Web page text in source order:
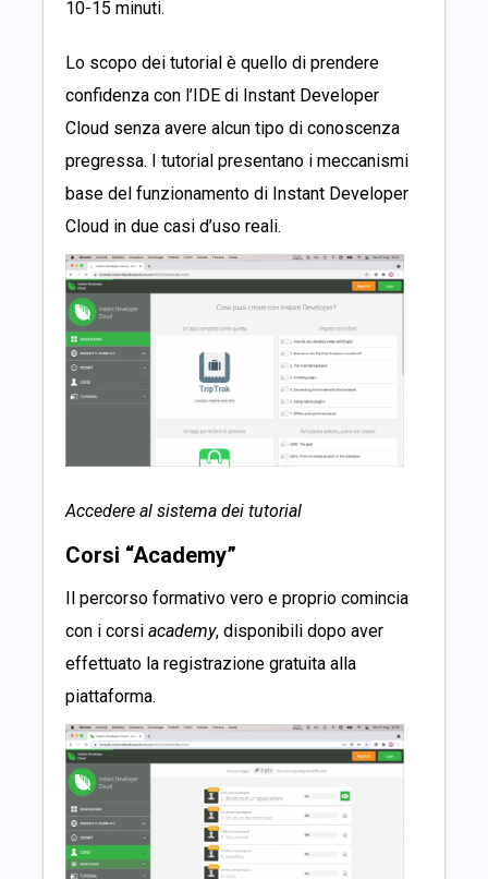
10-15 minuti.
Lo scopo dei tutorial è quello di prendere
confidenza con l’IDE di Instant Developer
Cloud senza avere alcun tipo di conoscenza
pregressa. I tutorial presentano i meccanismi
base del funzionamento di Instant Developer
Cloud in due casi d’uso reali.
Accedere al sistema dei tutorial
Corsi “Academy”
Il percorso formativo vero e proprio comincia
con i corsi academy, disponibili dopo aver
effettuato la registrazione gratuita alla
piattaforma.